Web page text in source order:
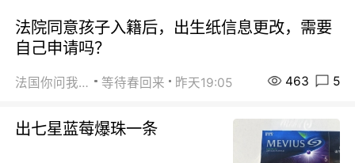
法院同意孩子入籍后，出生纸信息更改，需要
自己申请吗？
法国你问我答 等待春回来 昨天19:05 463 5
出七星蓝莓爆珠一条